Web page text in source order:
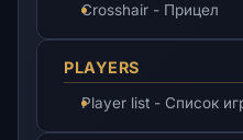
Crosshair - Прицел
PLAYERS
Player list - Список